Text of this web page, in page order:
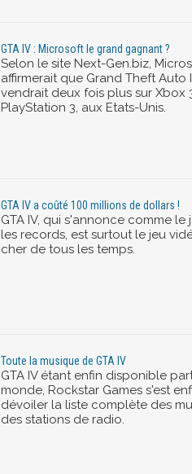
GTA IV : Microsoft le grand gagnant ?
Selon le site Next-Gen.biz,
affirmerait que Grand Theft Auto
vendrait deux fois plus sur Xbox
PlayStation 3, aux Etats-Unis.
GTA IV a coûté 100 millions de dollars !
GTA IV, qui s'annonce comme le
les records, est surtout le jeu
cher de tous les temps.
Toute la musique de GTA IV
GTA IV étant enfin disponible
monde, Rockstar Games s'est
dévoiler la liste complète des
des stations de radio.